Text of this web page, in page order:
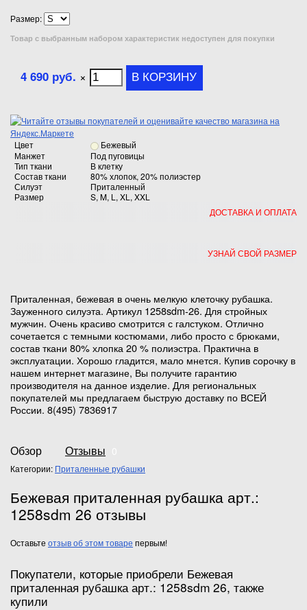
Размер:
Товар с выбранным набором характеристик недоступен для покупки
4 690 руб. ×
Цвет
Бежевый
Манжет
Под пуговицы
Тип ткани
В клетку
Состав ткани
80% хлопок, 20% полиэстер
Силуэт
Приталенный
Размер
S, M, L, XL, XXL
ДОСТАВКА И ОПЛАТА
УЗНАЙ СВОЙ РАЗМЕР
Приталенная, бежевая в очень мелкую клеточку рубашка.
Зауженного силуэта. Артикул 1258sdm-26. Для стройных
мужчин. Очень красиво смотрится с галстуком. Отлично
сочетается с темными костюмами, либо просто с брюками,
состав ткани 80% хлопка 20 % полиэстра. Практична в
эксплуатации. Хорошо гладится, мало мнется. Купив сорочку в
нашем интернет магазине, Вы получите гарантию
производителя на данное изделие. Для региональных
покупателей мы предлагаем быструю доставку по ВСЕЙ
России. 8(495) 7836917
Обзор Отзывы
Категории: Приталенные рубашки
Бежевая приталенная рубашка арт.:
1258sdm 26 отзывы
Оставьте отзыв об этом товаре первым!
Покупатели, которые приобрели Бежевая
приталенная рубашка арт.: 1258sdm 26, также
купили